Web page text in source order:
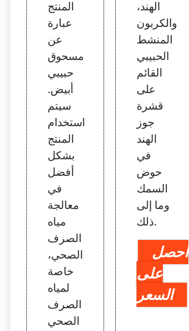
المنتج
عبارة
عن
مسحوق
حبيبي
أبيض.
سيتم
استخدام
المنتج
بشكل
أفضل
في
معالجة
مياه
الصرف
الصحي،
خاصة
لمياه
الصرف
الصحي
الهند،
والكربون
المنشط
الحبيبي
القائم
على
قشرة
جوز
الهند
في
حوض
السمك
وما إلى
ذلك.
احصل
على
السعر